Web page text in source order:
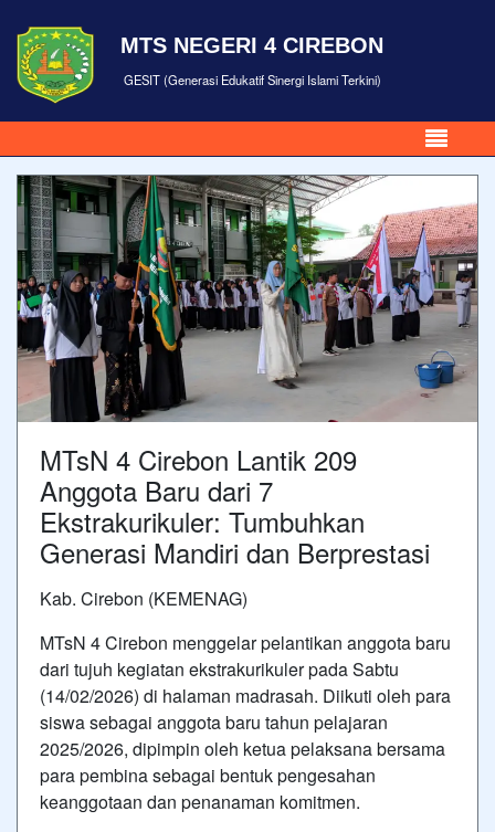
MTS NEGERI 4 CIREBON
GESIT (Generasi Edukatif Sinergi Islami Terkini)
MTsN 4 Cirebon Lantik 209
Anggota Baru dari 7
Ekstrakurikuler: Tumbuhkan
Generasi Mandiri dan Berprestasi
Kab. Cirebon (KEMENAG)
MTsN 4 Cirebon menggelar pelantikan anggota baru
dari tujuh kegiatan ekstrakurikuler pada Sabtu
(14/02/2026) di halaman madrasah. Diikuti oleh para
siswa sebagai anggota baru tahun pelajaran
2025/2026, dipimpin oleh ketua pelaksana bersama
para pembina sebagai bentuk pengesahan
keanggotaan dan penanaman komitmen.